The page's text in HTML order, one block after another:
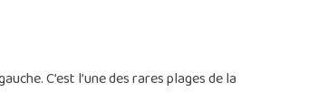
C’est l’une des rares plages de la